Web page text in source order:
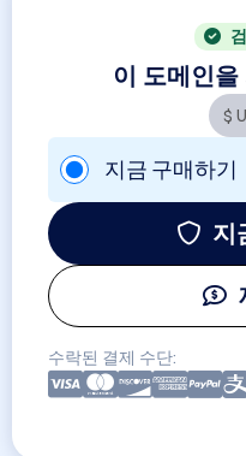
이 도메인을
지금 구매하기
지
수락된 결제 수단: